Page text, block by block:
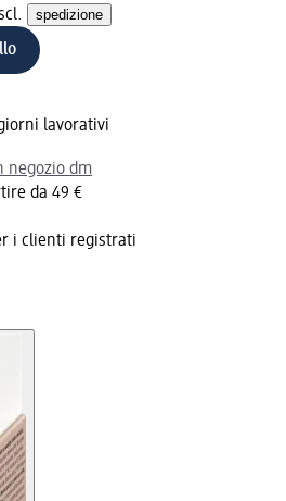
spedizione
lavorativi
negozio dm
da 49 €
i clienti registrati